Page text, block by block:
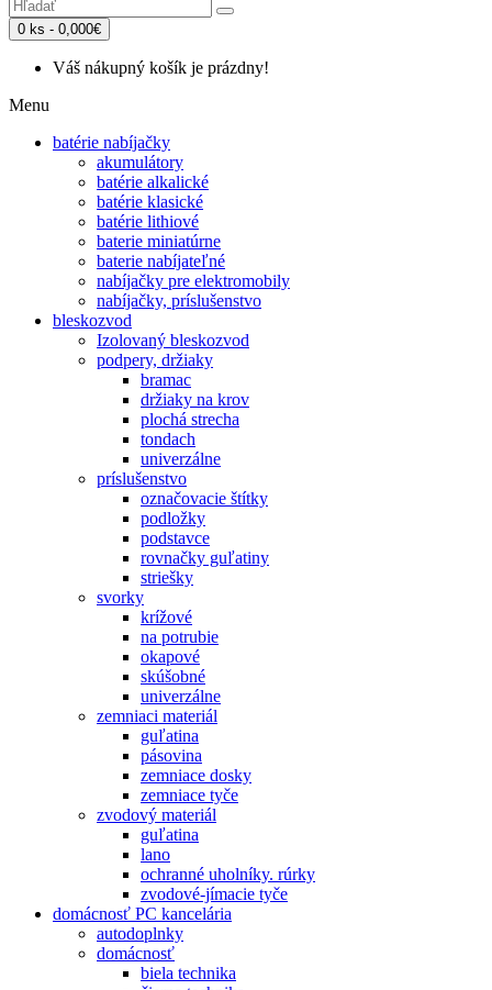
0 ks - 0,000€
Váš nákupný košík je prázdny!
Menu
batérie nabíjačky
akumulátory
batérie alkalické
batérie klasické
batérie lithiové
baterie miniatúrne
baterie nabíjateľné
nabíjačky pre elektromobily
nabíjačky, príslušenstvo
bleskozvod
Izolovaný bleskozvod
podpery, držiaky
bramac
držiaky na krov
plochá strecha
tondach
univerzálne
príslušenstvo
označovacie štítky
podložky
podstavce
rovnačky guľatiny
striešky
svorky
krížové
na potrubie
okapové
skúšobné
univerzálne
zemniaci materiál
guľatina
pásovina
zemniace dosky
zemniace tyče
zvodový materiál
guľatina
lano
ochranné uholníky. rúrky
zvodové-jímacie tyče
domácnosť PC kancelária
autodoplnky
domácnosť
biela technika